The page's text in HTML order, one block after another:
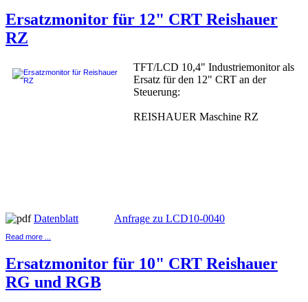
Ersatzmonitor für 12" CRT Reishauer
RZ
TFT/LCD 10,4" Industriemonitor als
Ersatz für den 12" CRT an der
Steuerung:
REISHAUER Maschine RZ
Datenblatt Anfrage zu LCD10-0040
Read more ...
Ersatzmonitor für 10" CRT Reishauer
RG und RGB